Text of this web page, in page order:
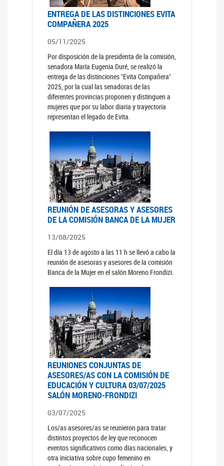
ENTREGA DE LAS DISTINCIONES EVITA
COMPAÑERA 2025
05/11/2025
Por disposición de la presidenta de la comisión,
senadora María Eugenia Duré, se realizó la
entrega de las distinciones "Evita Compañera"
2025, por la cual las senadoras de las
diferentes provincias proponen y distinguen a
mujeres que por su labor diaria y trayectoria
representan el legado de Evita.
REUNIÓN DE ASESORAS Y ASESORES
DE LA COMISIÓN BANCA DE LA MUJER
13/08/2025
El día 13 de agosto a las 11 h se llevó a cabo la
reunión de asesoras y asesores de la comisión
Banca de la Mujer en el salón Moreno Frondizi.
REUNIONES CONJUNTAS DE
ASESORES/AS CON LA COMISIÓN DE
EDUCACIÓN Y CULTURA 03/07/2025
SALÓN MORENO-FRONDIZI
03/07/2025
Los/as asesores/as se reunieron para tratar
distintos proyectos de ley que reconocen
eventos significativos como días nacionales, y
otra iniciativa sobre cupo femenino en